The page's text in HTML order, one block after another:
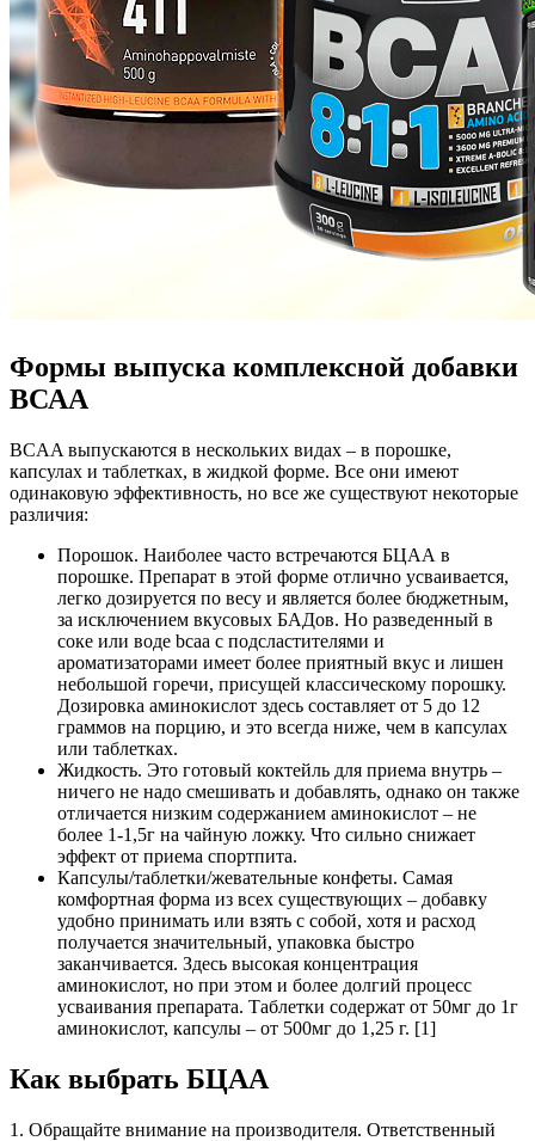
Формы выпуска комплексной добавки
ВСАА
BCAA выпускаются в нескольких видах – в порошке,
капсулах и таблетках, в жидкой форме. Все они имеют
одинаковую эффективность, но все же существуют некоторые
различия:
Порошок. Наиболее часто встречаются БЦАА в
порошке. Препарат в этой форме отлично усваивается,
легко дозируется по весу и является более бюджетным,
за исключением вкусовых БАДов. Но разведенный в
соке или воде bcaa с подсластителями и
ароматизаторами имеет более приятный вкус и лишен
небольшой горечи, присущей классическому порошку.
Дозировка аминокислот здесь составляет от 5 до 12
граммов на порцию, и это всегда ниже, чем в капсулах
или таблетках.
Жидкость. Это готовый коктейль для приема внутрь –
ничего не надо смешивать и добавлять, однако он также
отличается низким содержанием аминокислот – не
более 1-1,5г на чайную ложку. Что сильно снижает
эффект от приема спортпита.
Капсулы/таблетки/жевательные конфеты. Самая
комфортная форма из всех существующих – добавку
удобно принимать или взять с собой, хотя и расход
получается значительный, упаковка быстро
заканчивается. Здесь высокая концентрация
аминокислот, но при этом и более долгий процесс
усваивания препарата. Таблетки содержат от 50мг до 1г
аминокислот, капсулы – от 500мг до 1,25 г. [1]
Как выбрать БЦАА
1. Обращайте внимание на производителя. Ответственный